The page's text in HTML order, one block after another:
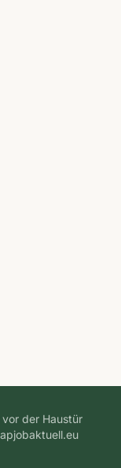
der Haustür
jobaktuell.eu